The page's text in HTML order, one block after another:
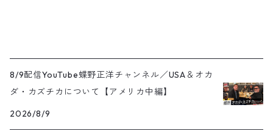
8/9配信YouTube蝶野正洋チャンネル／USA＆オカ
ダ・カズチカについて【アメリカ中編】
2026/8/9